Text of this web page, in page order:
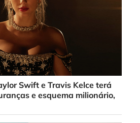
Swift e Travis Kelce terá
e esquema milionário,